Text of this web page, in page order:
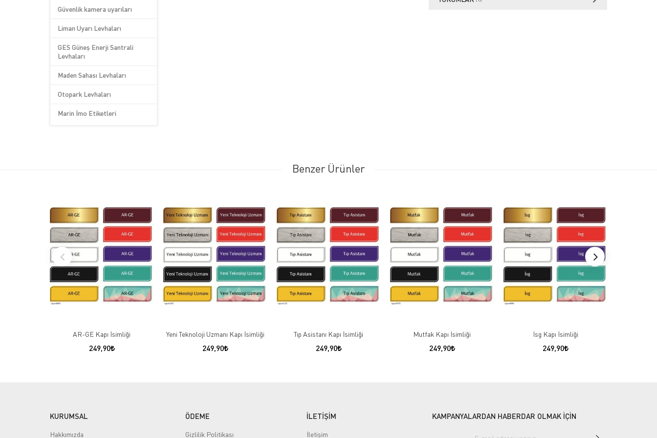
Güvenlik kamera uyarıları
Liman Uyarı Levhaları
GES Güneş Enerji Santrali
Levhaları
Maden Sahası Levhaları
Otopark Levhaları
Marin İmo Etiketleri
Benzer Ürünler
AR-GE Kapı İsimliği
249,90
Yeni Teknoloji Uzmanı Kapı İsimliği
249,90
Tıp Asistanı Kapı İsimliği
249,90
Mutfak Kapı İsimliği
249,90
İsg Kapı İsimliği
249,90
KURUMSAL
Hakkımızda
ÖDEME
Gizlilik Politikası
İLETİŞİM
İletişim
KAMPANYALARDAN HABERDAR OLMAK İÇİN